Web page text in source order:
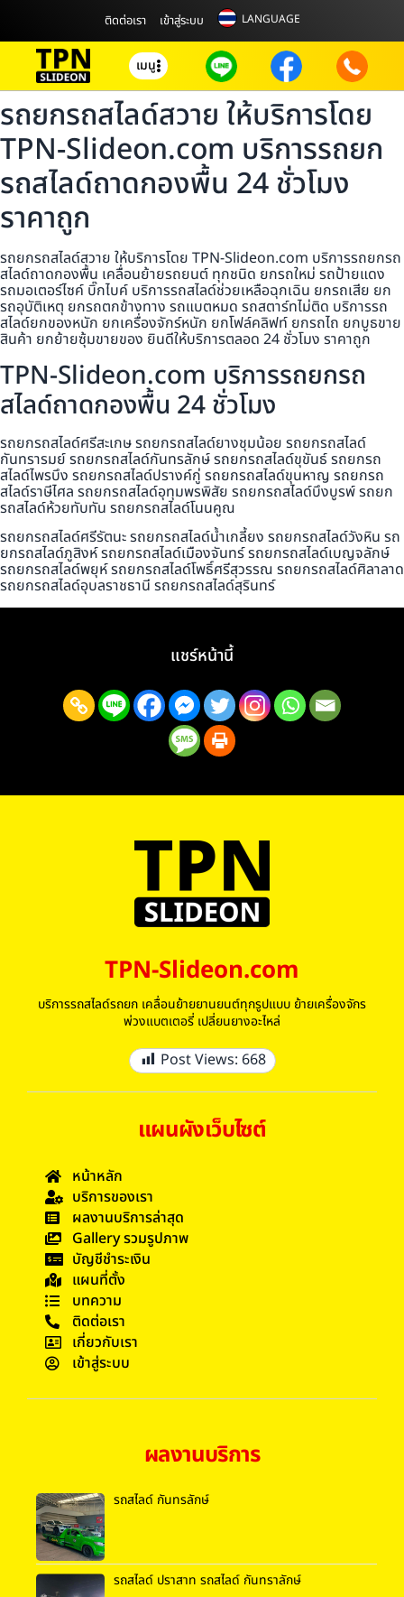
ติดต่อเรา เข้าสู่ระบบ LANGUAGE
เมนู
รถยกรถสไลด์สวาย ให้บริการโดย
TPN-Slideon.com บริการรถยก
รถสไลด์ถาดกองพื้น 24 ชั่วโมง
ราคาถูก
รถยกรถสไลด์สวาย ให้บริการโดย TPN-Slideon.com บริการรถยกรถ
สไลด์ถาดกองพื้น เคลื่อนย้ายรถยนต์ ทุกชนิด ยกรถใหม่ รถป้ายแดง
รถมอเตอร์ไซค์ บิ๊กไบค์ บริการรถสไลด์ช่วยเหลือฉุกเฉิน ยกรถเสีย ยก
รถอุบัติเหตุ ยกรถตกข้างทาง รถแบตหมด รถสตาร์ทไม่ติด บริการรถ
สไลด์ยกของหนัก ยกเครื่องจักร์หนัก ยกโฟล์คลิฟท์ ยกรถไถ ยกบูธขาย
สินค้า ยกย้ายซุ้มขายของ ยินดีให้บริการตลอด 24 ชั่วโมง ราคาถูก
TPN-Slideon.com บริการรถยกรถ
สไลด์ถาดกองพื้น 24 ชั่วโมง
รถยกรถสไลด์ศรีสะเกษ รถยกรถสไลด์ยางชุมน้อย รถยกรถสไลด์
กันทรารมย์ รถยกรถสไลด์กันทรลักษ์ รถยกรถสไลด์ขุขันธ์ รถยกรถ
สไลด์ไพรบึง รถยกรถสไลด์ปรางค์กู่ รถยกรถสไลด์ขุนหาญ รถยกรถ
สไลด์ราษีไศล รถยกรถสไลด์อุทุมพรพิสัย รถยกรถสไลด์บึงบูรพ์ รถยก
รถสไลด์ห้วยทับทัน รถยกรถสไลด์โนนคูณ
รถยกรถสไลด์ศรีรัตนะ รถยกรถสไลด์น้ำเกลี้ยง รถยกรถสไลด์วังหิน รถ
ยกรถสไลด์ภูสิงห์ รถยกรถสไลด์เมืองจันทร์ รถยกรถสไลด์เบญจลักษ์
รถยกรถสไลด์พยุห์ รถยกรถสไลด์โพธิ์ศรีสุวรรณ รถยกรถสไลด์ศิลาลาด
รถยกรถสไลด์อุบลราชธานี รถยกรถสไลด์สุรินทร์
แชร์หน้านี้
TPN-Slideon.com
บริการรถสไลด์รถยก เคลื่อนย้ายยานยนต์ทุกรูปแบบ ย้ายเครื่องจักร
พ่วงแบตเตอรี่ เปลี่ยนยางอะไหล่
Post Views: 668
แผนผังเว็บไซต์
หน้าหลัก
บริการของเรา
ผลงานบริการล่าสุด
Gallery รวมรูปภาพ
บัญชีชำระเงิน
แผนที่ตั้ง
บทความ
ติดต่อเรา
เกี่ยวกับเรา
เข้าสู่ระบบ
ผลงานบริการ
รถสไลด์ กันทรลักษ์
รถสไลด์ ปราสาท รถสไลด์ กันทราลักษ์